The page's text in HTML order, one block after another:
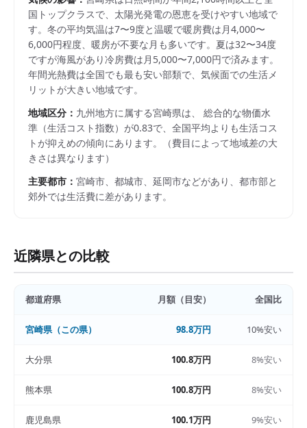
国トップクラスで、太陽光発電の恩恵を受けやすい地域で
す。冬の平均気温は7〜9度と温暖で暖房費は月4,000〜
6,000円程度、暖房が不要な月も多いです。夏は32〜34度
ですが海風があり冷房費は月5,000〜7,000円で済みます。
年間光熱費は全国でも最も安い部類で、気候面での生活メ
リットが大きい地域です。
地域区分： 九州地方に属する宮崎県は、 総合的な物価水
準（生活コスト指数）が0.83で、 全国平均よりも生活コス
トが抑えめの傾向にあります。
（費目によって地域差の大
きさは異なります）
主要都市： 宮崎市、都城市、延岡市などがあり、都市部と
郊外では生活費に差があります。
近隣県との比較
都道府県 月額（目安） 全国比
宮崎県（この県） 98.8万円 10%安い
大分県 100.8万円 8%安い
熊本県 100.8万円 8%安い
鹿児島県 100.1万円 9%安い